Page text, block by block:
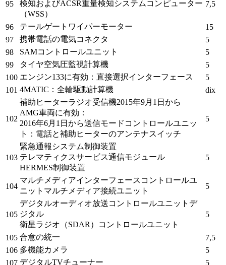
95
検知およびACSR重量検知システムコンピューター
（WSS）
7,5
96 テールゲートワイパーモーター
15
97
携帯電話の電気コネクタ
5
98
SAMコントロールユニット
5
99
タイヤ空気圧監視計算機
5
100 エンジン133に有効：直接選択インターフェース
5
101 4MATIC：全輪駆動計算機 dix
102
補助ヒーターラジオ受信機2015年9月1日から
AMG車両に有効：
2016年6月1日から送信モードコントロールユニッ
ト
：電話と補助ヒーターのアンテナスイッチ
5
103
緊急通報システム制御装置
テレマティクスサービス通信モジュール
HERMES制御装置
5
104
マルチメディアインターフェースコントロールユ
ニットマルチメディア接続ユニット
5
105
デジタルオーディオ放送コントロールユニットデ
ジタル
衛星ラジオ （SDAR）コントロールユニット
5
105 合意の統一
7,5
106 多機能カメラ
5
107 デジタルTVチューナー
5